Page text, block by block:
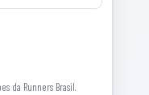
da Runners Brasil.